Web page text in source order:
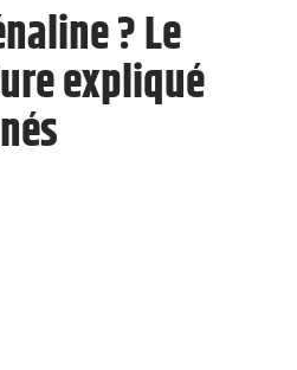
? Le
expliqué